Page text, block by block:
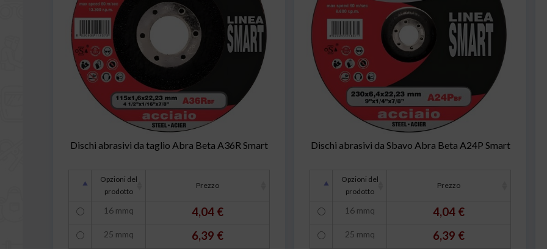
Dischi abrasivi da taglio Abra Beta A36R Smart
Opzioni del
prodotto
Prezzo
16 mmq 4,04 €
25 mmq 6,39 €
Dischi abrasivi da Sbavo Abra Beta A24P Smart
Opzioni del
prodotto
Prezzo
16 mmq 4,04 €
25 mmq 6,39 €